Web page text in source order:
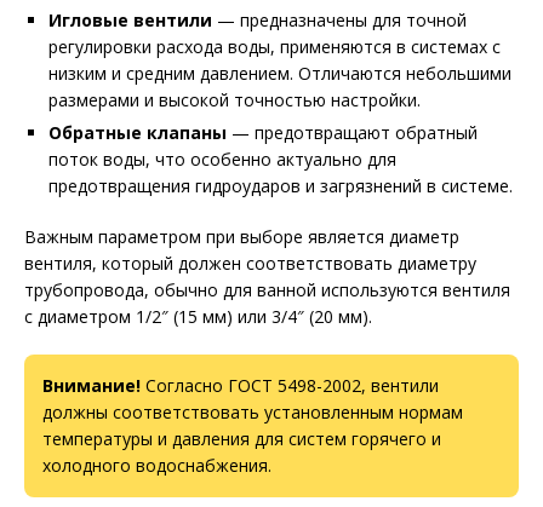
Игловые вентили — предназначены для точной
регулировки расхода воды, применяются в системах с
низким и средним давлением. Отличаются небольшими
размерами и высокой точностью настройки.
Обратные клапаны — предотвращают обратный
поток воды, что особенно актуально для
предотвращения гидроударов и загрязнений в системе.
Важным параметром при выборе является диаметр
вентиля, который должен соответствовать диаметру
трубопровода, обычно для ванной используются вентиля
с диаметром 1/2″ (15 мм) или 3/4″ (20 мм).
Внимание! Согласно ГОСТ 5498-2002, вентили
должны соответствовать установленным нормам
температуры и давления для систем горячего и
холодного водоснабжения.